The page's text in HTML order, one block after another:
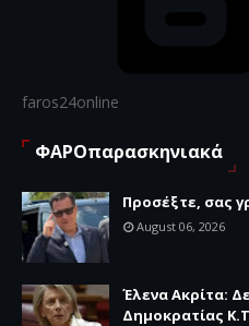
faros24online
ΦΑΡΟπαρασκηνιακά
Προσέξτε, σας
August 06, 2026
Έλενα Ακρίτα:
Δημοκρατίας